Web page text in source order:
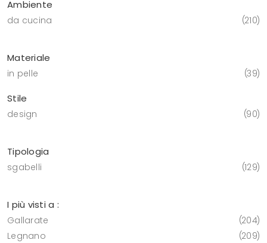
Ambiente
da cucina 210
Materiale
in pelle 39
Stile
design 90
Tipologia
sgabelli 129
I più visti a :
Gallarate
204
Legnano
209